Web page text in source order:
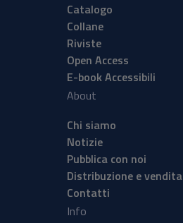
Catalogo
Collane
Riviste
Open Access
E-book Accessibili
About
Chi siamo
Notizie
Pubblica con noi
Distribuzione e vendita
Contatti
Info